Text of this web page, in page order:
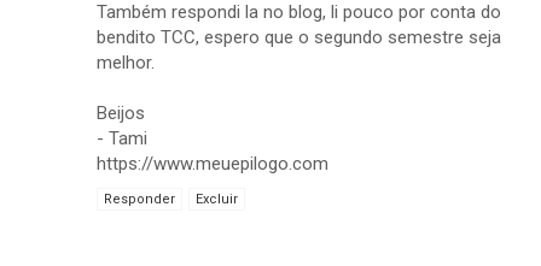
Também respondi la no blog, li pouco por conta do
bendito TCC, espero que o segundo semestre seja
melhor.
Beijos
- Tami
https://www.meuepilogo.com
Responder Excluir